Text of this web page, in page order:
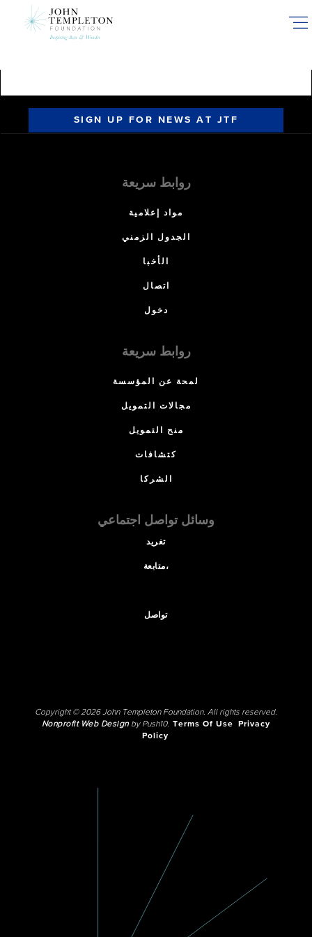
SIGN UP FOR NEWS AT JTF
روابط سريعة
مواد إعلامية
الجدول الزمني
الأخبا
اتصال
دخول
روابط سريعة
لمحة عن المؤسسة
مجالات التمويل
منح التمويل
كتشافات
الشركا
وسائل تواصل اجتماعي
تغريد
متابعة،
تواصل
Copyright © 2026 John Templeton Foundation. All rights reserved.
Nonprofit Web Designby Push10. Terms Of Use
Privacy
Policy